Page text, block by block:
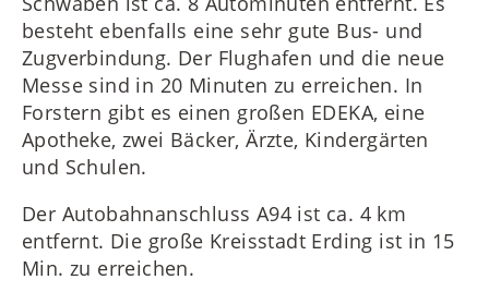
besteht ebenfalls eine sehr gute Bus- und
Zugverbindung. Der Flughafen und die neue
Messe sind in 20 Minuten zu erreichen. In
Forstern gibt es einen großen EDEKA, eine
Apotheke, zwei Bäcker, Ärzte, Kindergärten
und Schulen.
Der Autobahnanschluss A94 ist ca. 4 km
entfernt. Die große Kreisstadt Erding ist in 15
Min. zu erreichen.